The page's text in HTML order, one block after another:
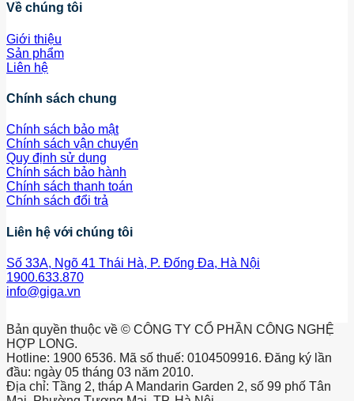
Về chúng tôi
Giới thiệu
Sản phẩm
Liên hệ
Chính sách chung
Chính sách bảo mật
Chính sách vận chuyển
Quy định sử dụng
Chính sách bảo hành
Chính sách thanh toán
Chính sách đổi trả
Liên hệ với chúng tôi
Số 33A, Ngõ 41 Thái Hà, P. Đống Đa, Hà Nội
1900.633.870
info@giga.vn
Bản quyền thuộc về © CÔNG TY CỔ PHẦN CÔNG NGHỆ
HỢP LONG.
Hotline: 1900 6536. Mã số thuế: 0104509916. Đăng ký lần
đầu: ngày 05 tháng 03 năm 2010.
Địa chỉ: Tầng 2, tháp A Mandarin Garden 2, số 99 phố Tân